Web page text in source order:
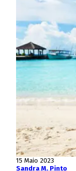
15 Maio 2023
Sandra M. Pinto